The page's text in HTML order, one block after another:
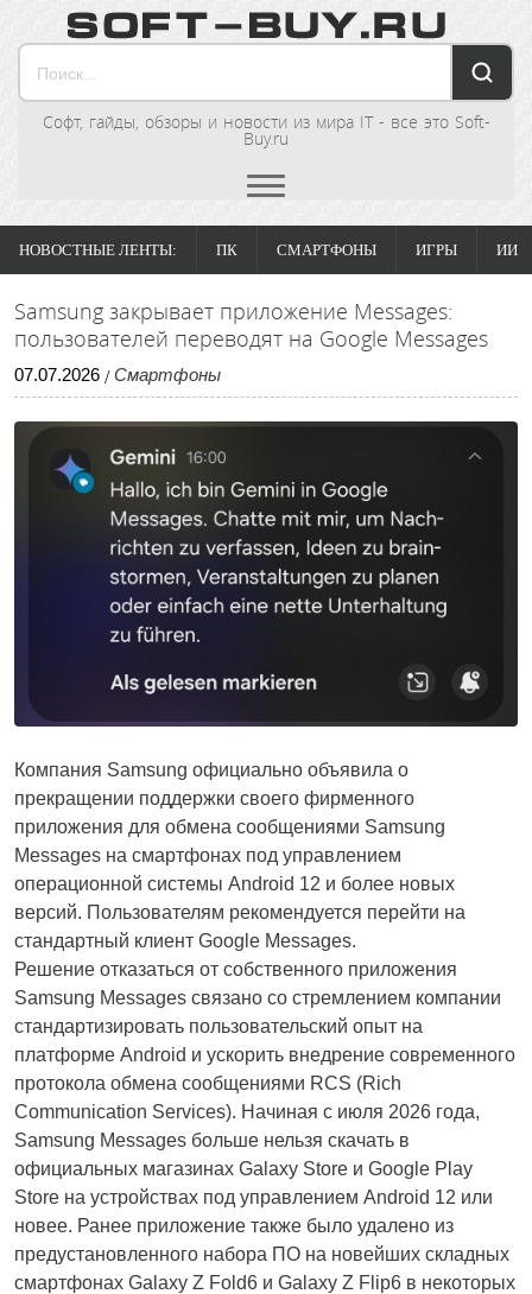
Софт, гайды, обзоры и новости из мира IT - все это Soft-
Buy.ru
НОВОСТНЫЕ ЛЕНТЫ: ПК СМАРТФОНЫ ИГРЫ ИИ
Samsung закрывает приложение Messages:
пользователей переводят на Google Messages
07.07.2026 / Смартфоны
Компания Samsung официально объявила о
прекращении поддержки своего фирменного
приложения для обмена сообщениями Samsung
Messages на смартфонах под управлением
операционной системы Android 12 и более новых
версий. Пользователям рекомендуется перейти на
стандартный клиент Google Messages.
Решение отказаться от собственного приложения
Samsung Messages связано со стремлением компании
стандартизировать пользовательский опыт на
платформе Android и ускорить внедрение современного
протокола обмена сообщениями RCS (Rich
Communication Services). Начиная с июля 2026 года,
Samsung Messages больше нельзя скачать в
официальных магазинах Galaxy Store и Google Play
Store на устройствах под управлением Android 12 или
новее. Ранее приложение также было удалено из
предустановленного набора ПО на новейших складных
смартфонах Galaxy Z Fold6 и Galaxy Z Flip6 в некоторых